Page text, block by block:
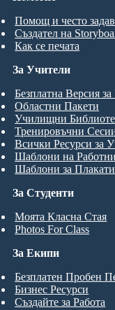
Помощ и често
Създател на
Как се печата
За Студенти
Моята Класна Стая
Photos For Class
За Учители
Безплатна Версия
Областни Пакети
Училищни
Тренировъчни
Всички Ресурси за
Шаблони на
Шаблони за Плакати
За Екипи
Безплатен Пробен
Бизнес Ресурси
Създайте за Работа